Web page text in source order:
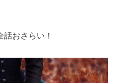
おさらい！